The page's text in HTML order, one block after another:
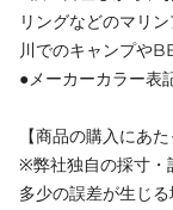
リングなどのマリ
川でのキャンプや
●メーカーカラー表
【商品の購入にあ
※弊社独自の採寸・
多少の誤差が生じる